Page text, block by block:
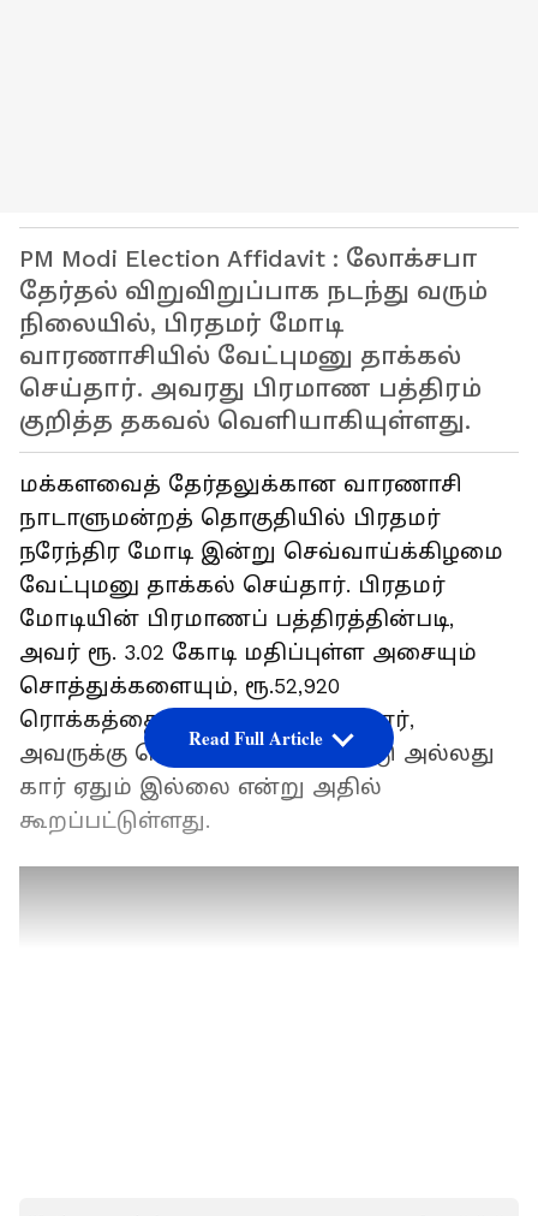
PM Modi Election Affidavit : லோக்சபா
தேர்தல் விறுவிறுப்பாக நடந்து வரும்
நிலையில், பிரதமர் மோடி
வாரணாசியில் வேட்புமனு தாக்கல்
செய்தார். அவரது பிரமாண பத்திரம்
குறித்த தகவல் வெளியாகியுள்ளது.
மக்களவைத் தேர்தலுக்கான வாரணாசி
நாடாளுமன்றத் தொகுதியில் பிரதமர்
நரேந்திர மோடி இன்று செவ்வாய்க்கிழமை
வேட்புமனு தாக்கல் செய்தார். பிரதமர்
மோடியின் பிரமாணப் பத்திரத்தின்படி,
அவர் ரூ. 3.02 கோடி மதிப்புள்ள அசையும்
சொத்துக்களையும், ரூ.52,920
ரொக்கத்தையும் வைத்திருக்கிறார்,
அவருக்கு சொந்தமாக நிலம், வீடு அல்லது
கார் ஏதும் இல்லை என்று அதில்
கூறப்பட்டுள்ளது.
Read Full Article